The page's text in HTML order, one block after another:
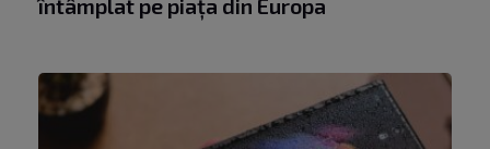
întâmplat pe piața din Europa